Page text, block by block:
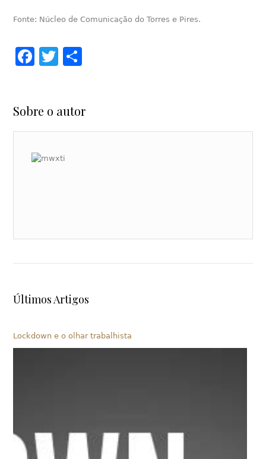
Fonte: Núcleo de Comunicação do Torres e Pires.
Facebook
Twitter
Sobre o autor
Últimos Artigos
Lockdown e o olhar trabalhista